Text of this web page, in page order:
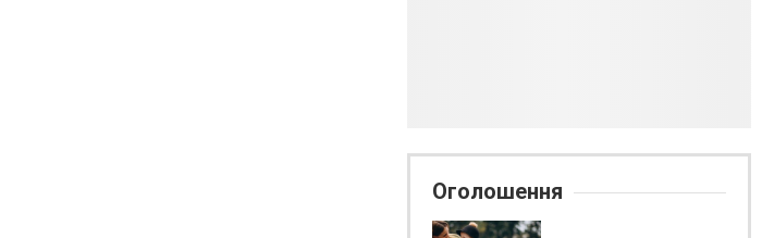
Оголошення